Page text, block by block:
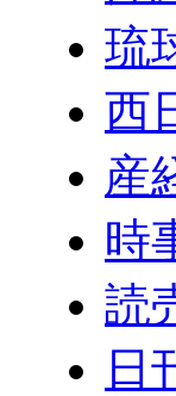
琉
西
産
時
読
日